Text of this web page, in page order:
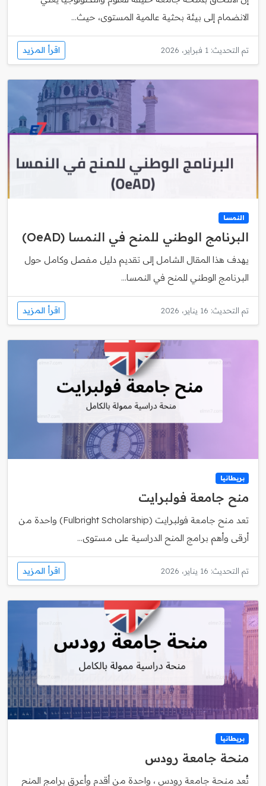
الانضمام إلى بيئة بحثية عالمية المستوى، حيث...
تم التحديث: 1 فبراير، 2026 اقرأ المزيد
النمسا
البرنامج الوطني للمنح في النمسا (OeAD)
يهدف هذا المقال الشامل إلى تقديم دليل مفصل وكامل حول
البرنامج الوطني للمنح في النمسا...
تم التحديث: 16 يناير، 2026 اقرأ المزيد
بريطانيا
منح جامعة فولبرايت
تعد منح جامعة فولبرايت (Fulbright Scholarship) واحدة من
أرقى وأهم برامج المنح الدراسية على مستوى...
تم التحديث: 16 يناير، 2026 اقرأ المزيد
بريطانيا
منحة جامعة رودس
تُعد منحة جامعة رودس ، واحدة من أقدم وأعرق برامج المنح